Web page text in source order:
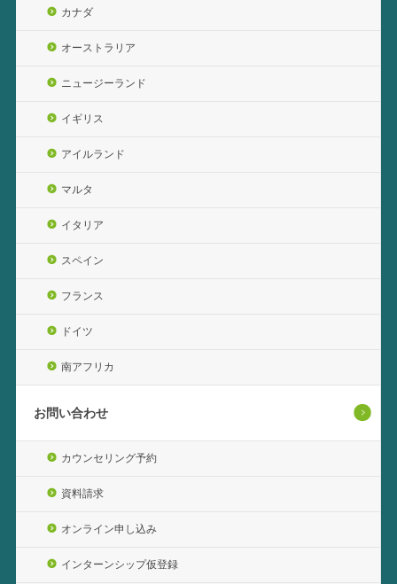
カナダ
オーストラリア
ニュージーランド
イギリス
アイルランド
マルタ
イタリア
スペイン
フランス
ドイツ
南アフリカ
お問い合わせ
カウンセリング予約
資料請求
オンライン申し込み
インターンシップ仮登録